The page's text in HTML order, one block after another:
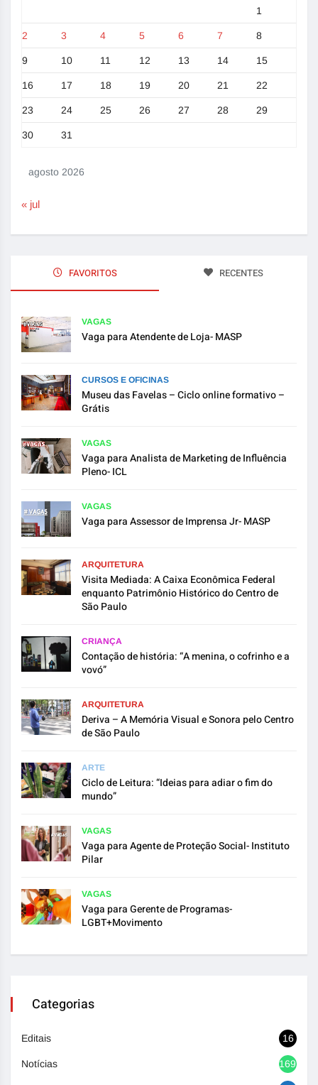
agosto 2026
1
2 3 4 5 6 7 8
9 10 11 12 13 14 15
16 17 18 19 20 21 22
23 24 25 26 27 28 29
30 31
« jul
FAVORITOS RECENTES
VAGAS
Vaga para Atendente de Loja- MASP
CURSOS E OFICINAS
Museu das Favelas – Ciclo online formativo –
Grátis
VAGAS
Vaga para Analista de Marketing de Influência
Pleno- ICL
VAGAS
Vaga para Assessor de Imprensa Jr- MASP
ARQUITETURA
Visita Mediada: A Caixa Econômica Federal
enquanto Patrimônio Histórico do Centro de
São Paulo
CRIANÇA
Contação de história: “A menina, o cofrinho e a
vovó”
ARQUITETURA
Deriva – A Memória Visual e Sonora pelo Centro
de São Paulo
ARTE
Ciclo de Leitura: “Ideias para adiar o fim do
mundo”
VAGAS
Vaga para Agente de Proteção Social- Instituto
Pilar
VAGAS
Vaga para Gerente de Programas-
LGBT+Movimento
Categorias
Editais 16
Notícias 1692